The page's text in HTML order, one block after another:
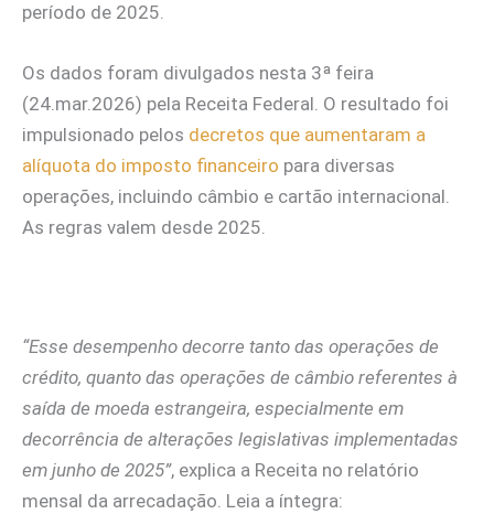
período de 2025.
Os dados foram divulgados nesta 3ª feira
(24.mar.2026) pela Receita Federal. O resultado foi
impulsionado pelos decretos que aumentaram a
alíquota do imposto financeiro para diversas
operações, incluindo câmbio e cartão internacional.
As regras valem desde 2025.
“Esse desempenho decorre tanto das operações de
crédito, quanto das operações de câmbio referentes à
saída de moeda estrangeira, especialmente em
decorrência de alterações legislativas implementadas
em junho de 2025”, explica a Receita no relatório
mensal da arrecadação. Leia a íntegra: